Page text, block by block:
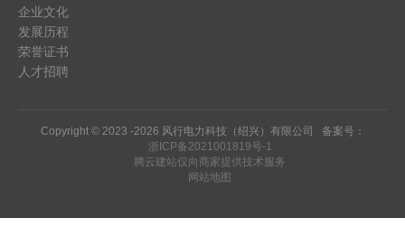
企业文化
发展历程
荣誉证书
人才招聘
Copyright © 2023 -2026 风行电力科技（绍兴）有限公司 备案号：
浙ICP备2021001819号-1
腾云建站仅向商家提供技术服务
网站地图